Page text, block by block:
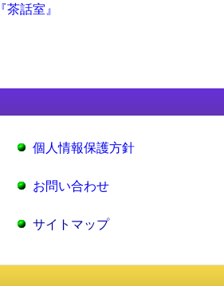
『茶話室』
個人情報保護方針
お問い合わせ
サイトマップ